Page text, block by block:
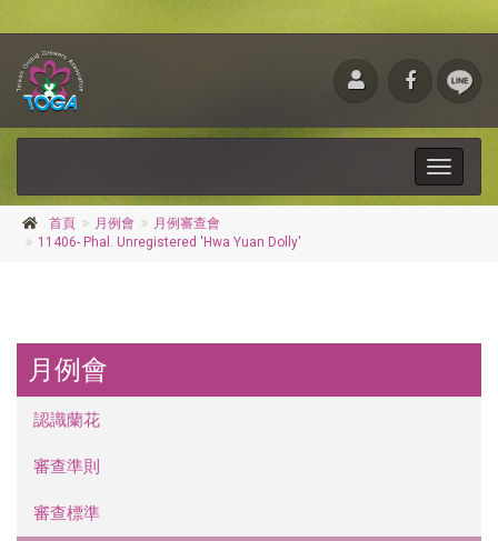
Toggle
首頁 月例會
月例審查會
11406- Phal. Unregistered 'Hwa Yuan Dolly'
月例會
認識蘭花
審查準則
審查標準